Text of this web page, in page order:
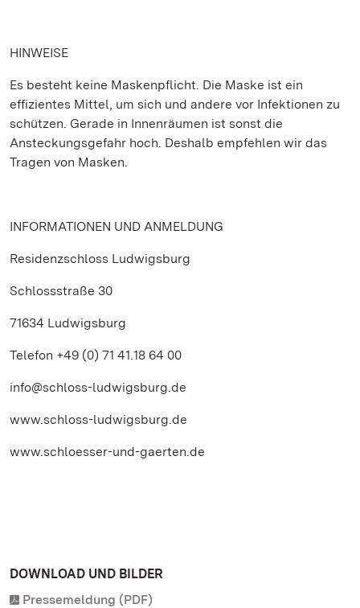
HINWEISE
Es besteht keine Maskenpflicht. Die Maske ist ein
effizientes Mittel, um sich und andere vor Infektionen zu
schützen. Gerade in Innenräumen ist sonst die
Ansteckungsgefahr hoch. Deshalb empfehlen wir das
Tragen von Masken.
INFORMATIONEN UND ANMELDUNG
Residenzschloss Ludwigsburg
Schlossstraße 30
71634 Ludwigsburg
Telefon +49 (0) 71 41.18 64 00
info@schloss-ludwigsburg.de
www.schloss-ludwigsburg.de
www.schloesser-und-gaerten.de
DOWNLOAD UND BILDER
Pressemeldung (PDF)